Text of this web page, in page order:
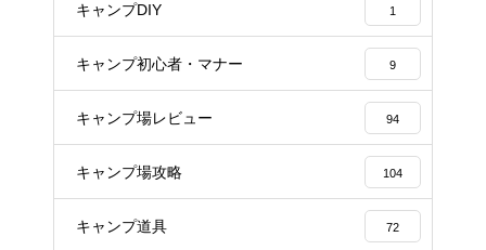
キャンプDIY 1
キャンプ初心者・マナー 9
キャンプ場レビュー 94
キャンプ場攻略 104
キャンプ道具 72